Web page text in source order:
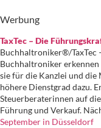
Werbung
TaxTec – Die
Buchhaltroniker®/TaxTec
Buchhaltroniker
sie für die Kanzlei und die
höhere Dienstgrad dazu.
Steuerberaterinnen auf
Führung und Verkauf.
September in Düsseldorf